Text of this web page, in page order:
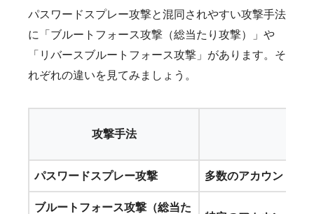
パスワードスプレー攻撃と混同されやすい攻撃手法
に「ブルートフォース攻撃（総当たり攻撃）」や
「リバースブルートフォース攻撃」があります。そ
れぞれの違いを見てみましょう。
攻撃手法
パスワードスプレー攻撃 多数のアカウント
ブルートフォース攻撃（総当た